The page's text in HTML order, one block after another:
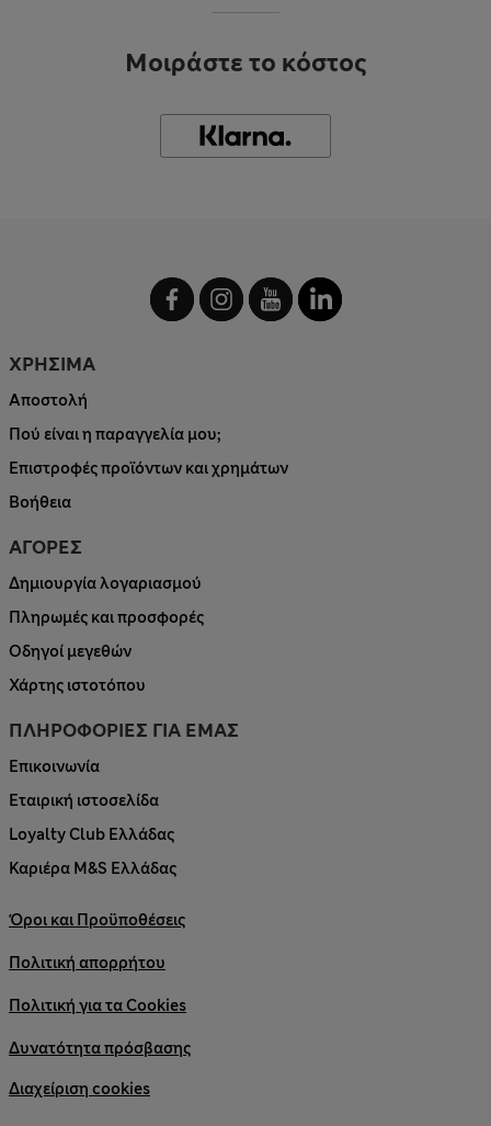
Μοιράστε το κόστος
ΧΡΗΣΙΜΑ
Αποστολή
Πού είναι η παραγγελία μου;
Επιστροφές προϊόντων και χρημάτων
Βοήθεια
ΑΓΟΡΕΣ
Δημιουργία λογαριασμού
Πληρωμές και προσφορές
Οδηγοί μεγεθών
Χάρτης ιστοτόπου
ΠΛΗΡΟΦΟΡΙΕΣ ΓΙΑ ΕΜΑΣ
Επικοινωνία
Εταιρική ιστοσελίδα
Loyalty Club Ελλάδας
Καριέρα M&S Ελλάδας
Όροι και Προϋποθέσεις
Πολιτική απορρήτου
Πολιτική για τα Cookies
Δυνατότητα πρόσβασης
Διαχείριση cookies